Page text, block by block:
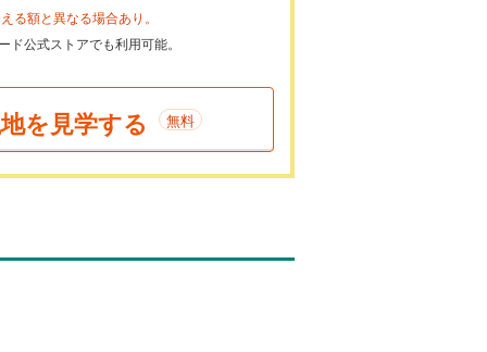
る額と異なる場合あり。
公式ストアでも利用可能。
を見学する 無料